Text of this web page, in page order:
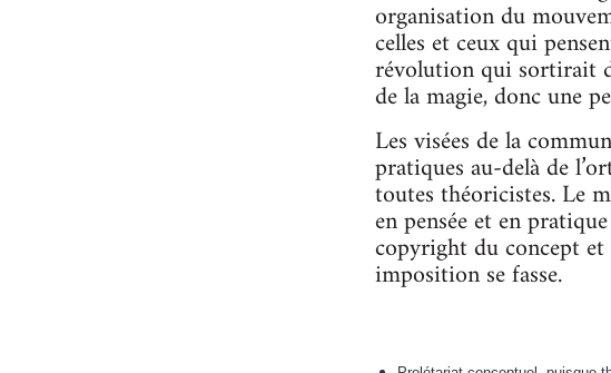
organisation du
celles et ceux qui
révolution qui sortirait
de la magie, donc une
Les visées de la
pratiques au-delà de
toutes théoricistes. Le
en pensée et en
copyright du concept et
imposition se fasse.